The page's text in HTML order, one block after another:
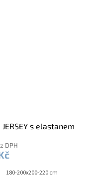
s elastanem
DPH
180-200x200-220 cm